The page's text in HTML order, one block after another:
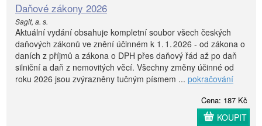
Daňové zákony 2026
Sagit, a. s.
Aktuální vydání obsahuje kompletní soubor všech českých
daňových zákonů ve znění účinném k 1. 1. 2026 - od zákona o
daních z příjmů a zákona o DPH přes daňový řád až po daň
silniční a daň z nemovitých věcí. Všechny změny účinné od
roku 2026 jsou zvýrazněny tučným písmem ... pokračování
Cena: 187 Kč
KOUPIT